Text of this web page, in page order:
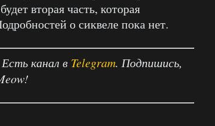
вторая часть, которая
о сиквеле пока нет.
канал в Telegram. Подпишись,